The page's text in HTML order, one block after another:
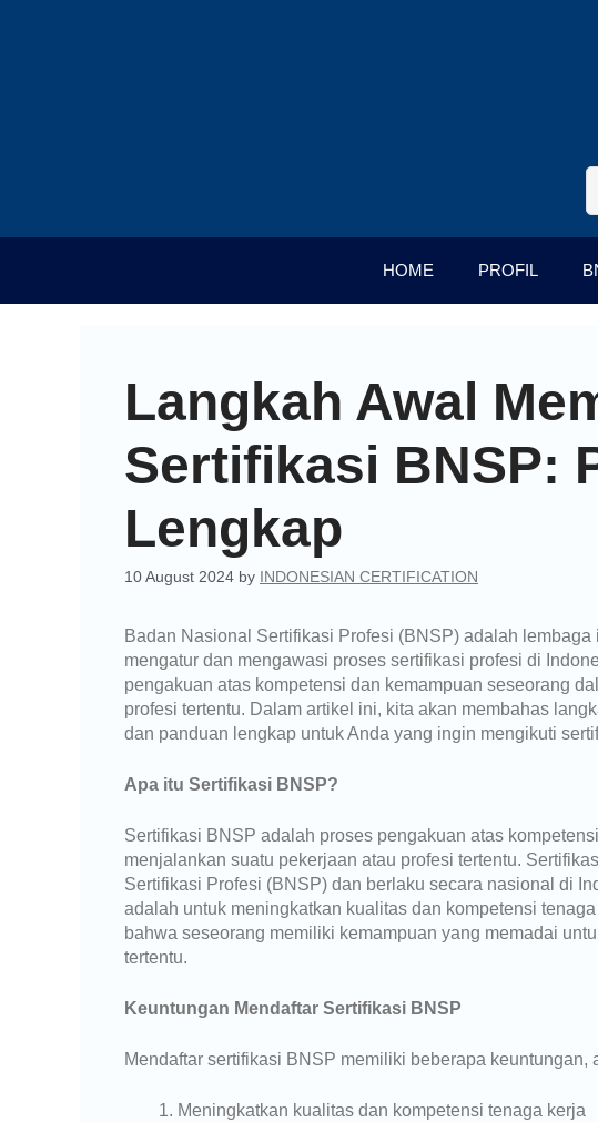
HOME PROFIL
Langkah Awal
Sertifikasi BNSP:
Lengkap
10 August 2024 by INDONESIAN CERTIFICATION
Badan Nasional Sertifikasi Profesi (BNSP) adalah
mengatur dan mengawasi proses sertifikasi profesi di
pengakuan atas kompetensi dan kemampuan seseorang
profesi tertentu. Dalam artikel ini, kita akan membahas
dan panduan lengkap untuk Anda yang ingin mengikuti
Apa itu Sertifikasi BNSP?
Sertifikasi BNSP adalah proses pengakuan atas
menjalankan suatu pekerjaan atau profesi tertentu.
Sertifikasi Profesi (BNSP) dan berlaku secara nasional di
adalah untuk meningkatkan kualitas dan kompetensi
bahwa seseorang memiliki kemampuan yang memadai
tertentu.
Keuntungan Mendaftar Sertifikasi BNSP
Mendaftar sertifikasi BNSP memiliki beberapa keuntungan,
Meningkatkan kualitas dan kompetensi tenaga kerja